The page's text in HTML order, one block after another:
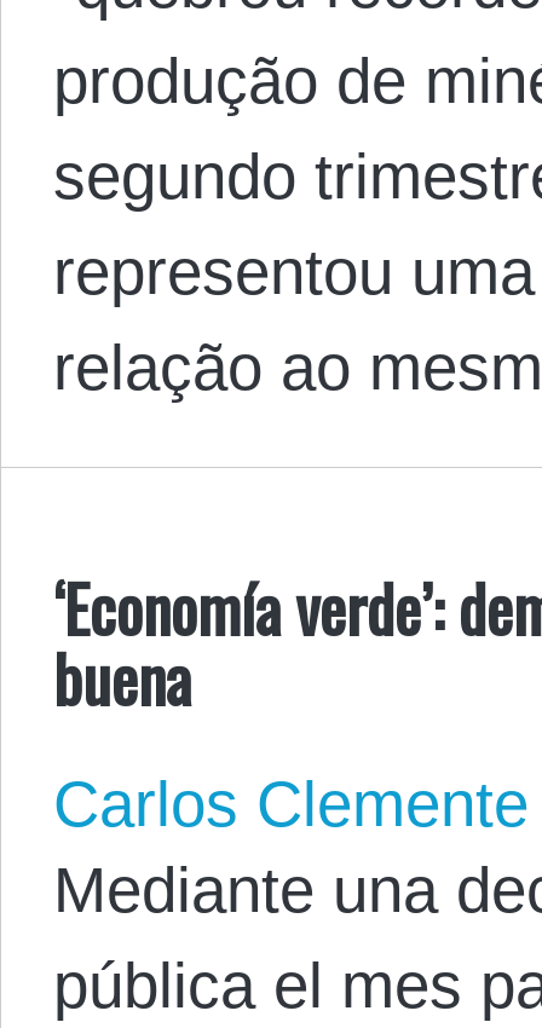
produção de
segundo
representou
relação ao
‘Economía verde’:
buena
Carlos Clemente
Mediante una
pública el mes